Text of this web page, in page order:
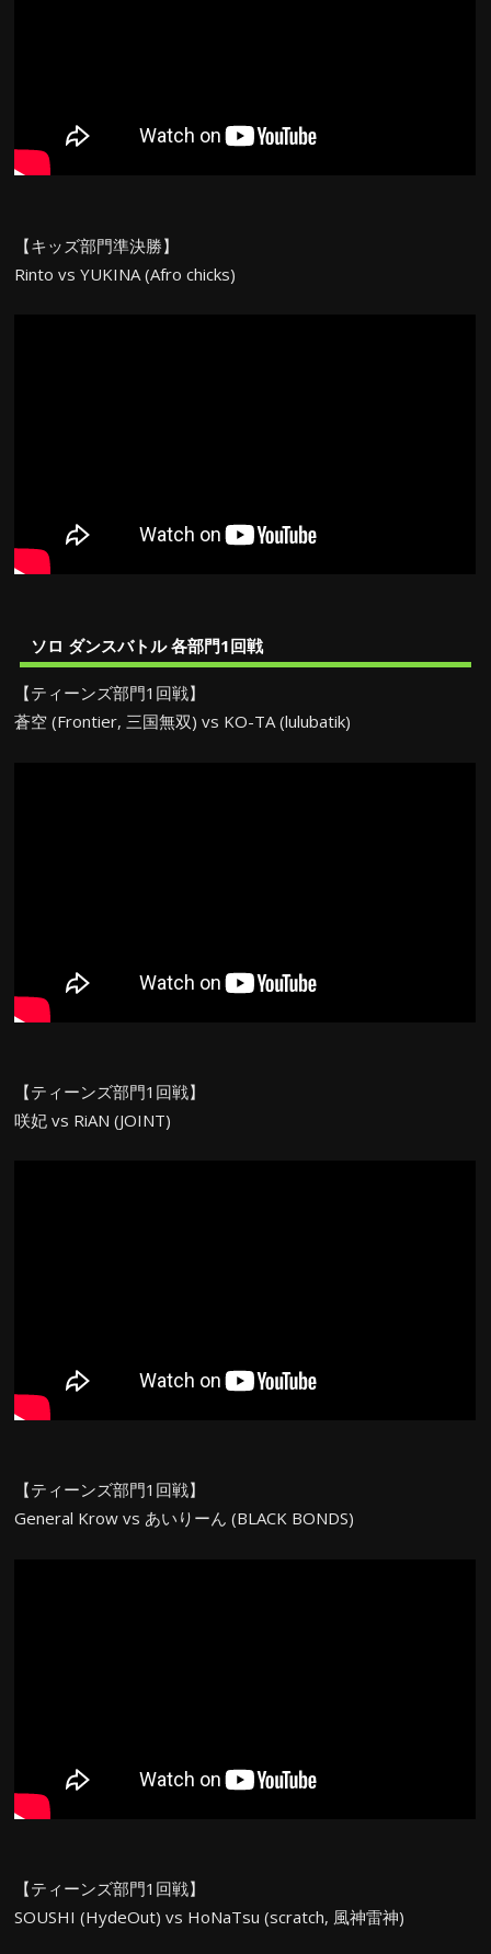
【キッズ部門準決勝】
Rinto vs YUKINA (Afro chicks)
ソロ ダンスバトル 各部門1回戦
【ティーンズ部門1回戦】
蒼空 (Frontier, 三国無双) vs KO-TA (lulubatik)
【ティーンズ部門1回戦】
咲妃 vs RiAN (JOINT)
【ティーンズ部門1回戦】
General Krow vs あいりーん (BLACK BONDS)
【ティーンズ部門1回戦】
SOUSHI (HydeOut) vs HoNaTsu (scratch, 風神雷神)